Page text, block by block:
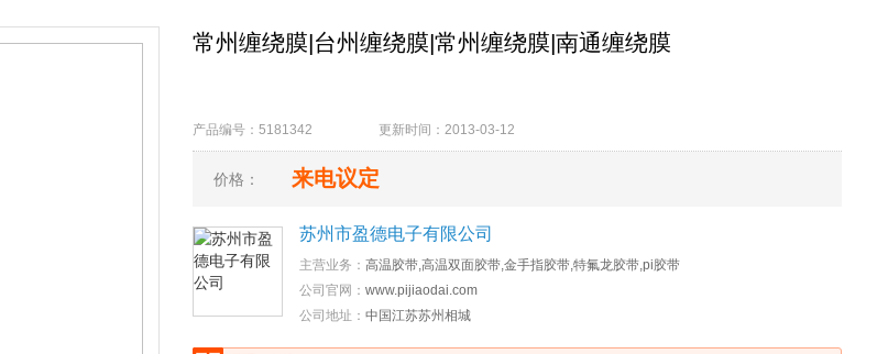
常州缠绕膜|台州缠绕膜|常州缠绕膜|南通缠绕膜
产品编号：5181342 更新时间：2013-03-12
价格： 来电议定
苏州市盈德电子有限公司
主营业务： 高温胶带,高温双面胶带,金手指胶带,特氟龙胶带,pi胶带
公司官网： www.pijiaodai.com
公司地址： 中国江苏苏州相城